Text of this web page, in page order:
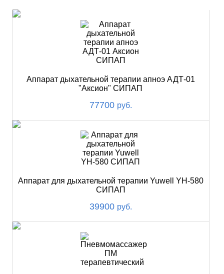
Аппарат дыхательной терапии апноэ АДТ-01
"Аксион" СИПАП
77700 руб.
Аппарат для дыхательной терапии Yuwell YH-580
СИПАП
39900 руб.